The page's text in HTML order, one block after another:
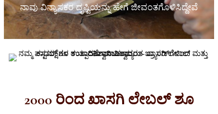
ನಾವು ವಿನ್ಯಾಸಕರ ದೃಷ್ಟಿಯನ್ನು ಹೇಗೆ ಜೀವಂತಗೊಳಿಸಿದ್ದೇವೆ
2000 ರಿಂದ ಖಾಸಗಿ ಲೇಬಲ್ ಶೂ